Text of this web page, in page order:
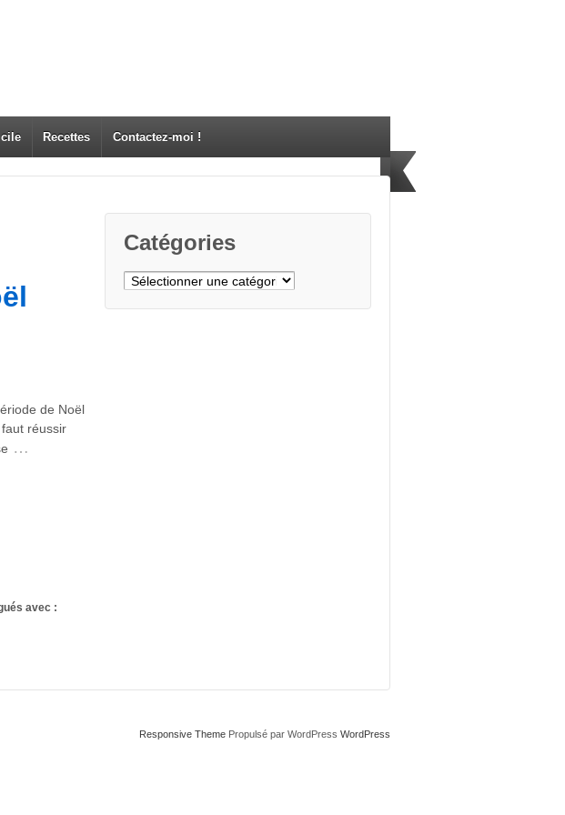
Recettes Contactez-moi !
de Noël
réussir
…
avec :
Catégories
Catégories
Responsive ThemePropulsé par WordPress WordPress